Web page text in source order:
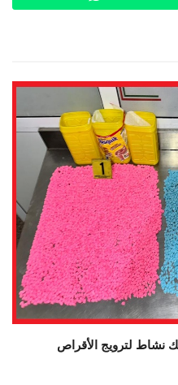
نشاط لترويج الأقراص